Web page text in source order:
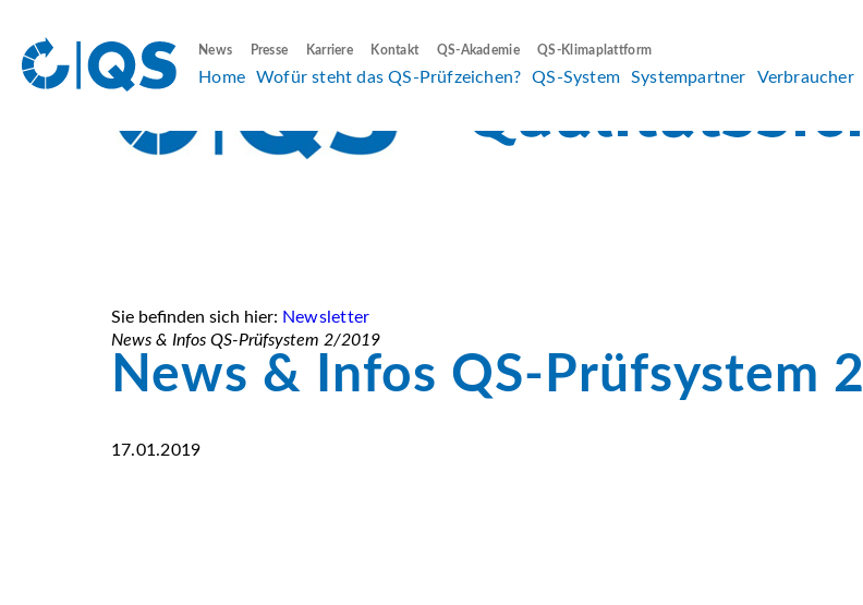
News Presse Karriere Kontakt QS-Akademie QS-Klimaplattform
Home Wofür steht das QS-Prüfzeichen? QS-System Systempartner Verbraucher
Sie befinden sich hier: Newsletter
News & Infos QS-Prüfsystem 2/2019
News & Infos QS-Prüfsystem
17.01.2019